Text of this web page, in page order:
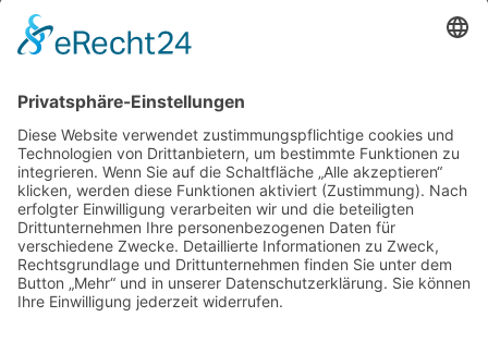
Bierernstes
America's Cup
Sonstiges
Segeln im Pantoffelkino